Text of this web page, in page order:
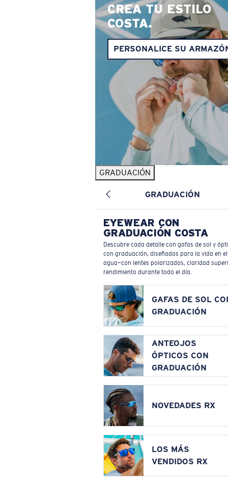
CREA TU ESTILO
COSTA.
PERSONALICE SU
GRADUACIÓN
GRADUACIÓN
EYEWEAR CON
GRADUACIÓN COSTA
Descubre cada detalle con gafas de sol y
con graduación, diseñados para la vida en el
agua—con lentes polarizados, claridad
rendimiento durante todo el día.
GAFAS DE SOL
GRADUACIÓN
ANTEOJOS
ÓPTICOS CON
GRADUACIÓN
NOVEDADES RX
LOS MÁS
VENDIDOS RX